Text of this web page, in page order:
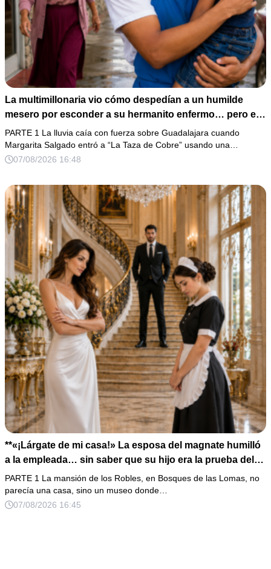
La multimillonaria vio cómo despedían a un humilde
mesero por esconder a su hermanito enfermo… pero el
verdadero escándalo estaba a punto de estallar.
PARTE 1 La lluvia caía con fuerza sobre Guadalajara cuando
Margarita Salgado entró a “La Taza de Cobre” usando una…
07/08/2026 16:48
**«¡Lárgate de mi casa!» La esposa del magnate humilló
a la empleada… sin saber que su hijo era la prueba del
secreto que todos habían enterrado*
PARTE 1 La mansión de los Robles, en Bosques de las Lomas, no
parecía una casa, sino un museo donde…
07/08/2026 16:45